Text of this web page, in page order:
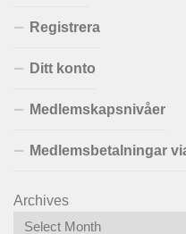
Registrera
Ditt konto
Medlemskapsnivåer
Medlemsbetalningar
Archives